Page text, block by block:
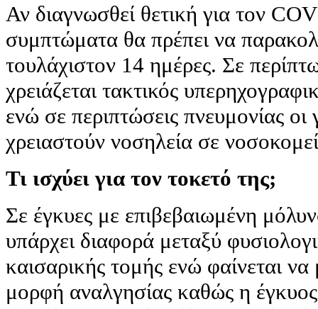
Αν διαγνωσθεί θετική για τον
συμπτώματα θα πρέπει να
τουλάχιστον 14 ημέρες. Σε
χρειάζεται τακτικός
ενώ σε περιπτώσεις πνευμονίας οι
χρειαστούν νοσηλεία σε
Τι ισχύει για τον τοκετό της;
Σε έγκυες με επιβεβαιωμένη
υπάρχει διαφορά μεταξύ
καισαρικής τομής ενώ φαίνεται
μορφή αναλγησίας καθώς η